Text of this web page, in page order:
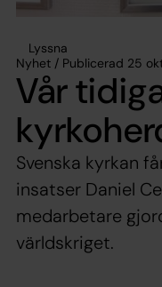
Lyssna
Nyhet / Publicerad 25
Vår
Svenska kyrkan
insatser Daniel
medarbetare
världskriget.